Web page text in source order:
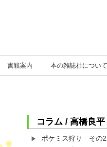
書籍案内 本の雑誌社について
コラム / 高橋良
ポケミス狩り その